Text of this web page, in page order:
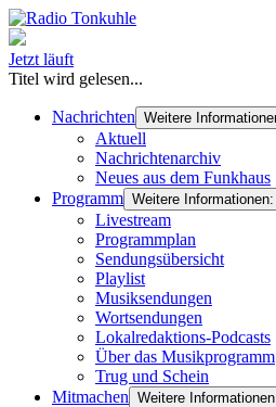
Jetzt läuft
Titel wird gelesen...
Nachrichten Weitere
Aktuell
Nachrichtenarchiv
Neues aus dem Funkhaus
Programm Weitere
Livestream
Programmplan
Sendungsübersicht
Playlist
Musiksendungen
Wortsendungen
Lokalredaktions-Podcasts
Über das Musikprogramm
Trug und Schein
Mitmachen Weitere